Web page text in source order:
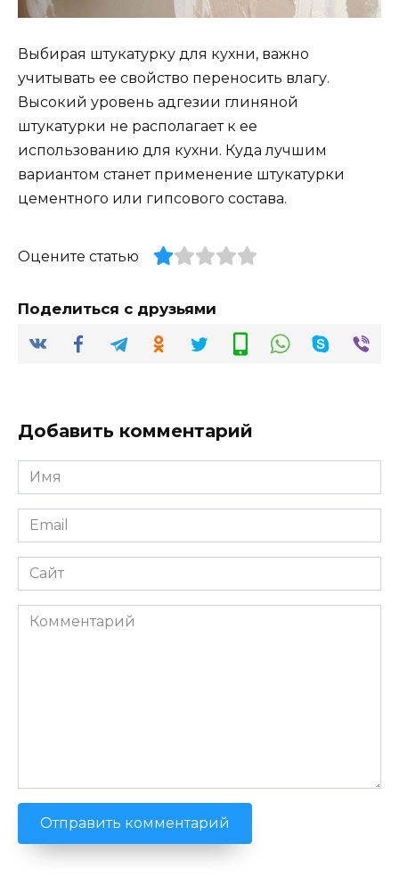
Выбирая штукатурку для кухни, важно
учитывать ее свойство переносить влагу.
Высокий уровень адгезии глиняной
штукатурки не располагает к ее
использованию для кухни. Куда лучшим
вариантом станет применение штукатурки
цементного или гипсового состава.
Оцените статью
Поделиться с друзьями
Добавить комментарий
Имя
*
Email
*
Сайт
Комментарий